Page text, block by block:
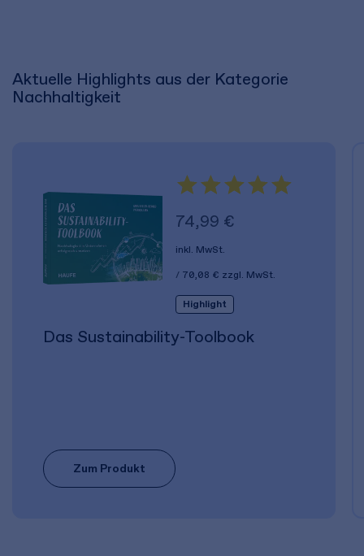
Aktuelle Highlights aus der Kategorie
Nachhaltigkeit
74,99 €
inkl. MwSt.
70,08 € zzgl. MwSt.
Highlight
Das Sustainability-Toolbook
Zum Produkt